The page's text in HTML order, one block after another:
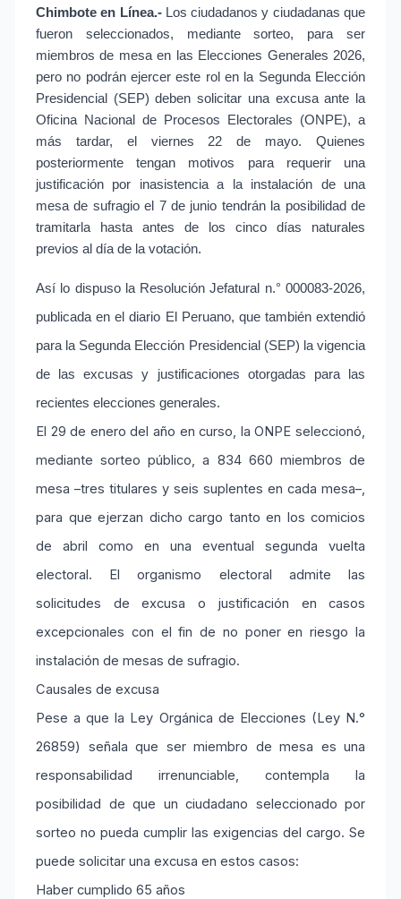
Chimbote en Línea.- Los ciudadanos y ciudadanas que
fueron seleccionados, mediante sorteo, para ser
miembros de mesa en las Elecciones Generales 2026,
pero no podrán ejercer este rol en la Segunda Elección
Presidencial (SEP) deben solicitar una excusa ante la
Oficina Nacional de Procesos Electorales (ONPE), a
más tardar, el viernes 22 de mayo. Quienes
posteriormente tengan motivos para requerir una
justificación por inasistencia a la instalación de una
mesa de sufragio el 7 de junio tendrán la posibilidad de
tramitarla hasta antes de los cinco días naturales
previos al día de la votación.
Así lo dispuso la Resolución Jefatural n.° 000083-2026,
publicada en el diario El Peruano, que también extendió
para la Segunda Elección Presidencial (SEP) la vigencia
de las excusas y justificaciones otorgadas para las
recientes elecciones generales.
El 29 de enero del año en curso, la ONPE seleccionó,
mediante sorteo público, a 834 660 miembros de
mesa –tres titulares y seis suplentes en cada mesa–,
para que ejerzan dicho cargo tanto en los comicios
de abril como en una eventual segunda vuelta
electoral. El organismo electoral admite las
solicitudes de excusa o justificación en casos
excepcionales con el fin de no poner en riesgo la
instalación de mesas de sufragio.
Causales de excusa
Pese a que la Ley Orgánica de Elecciones (Ley N.°
26859) señala que ser miembro de mesa es una
responsabilidad irrenunciable, contempla la
posibilidad de que un ciudadano seleccionado por
sorteo no pueda cumplir las exigencias del cargo. Se
puede solicitar una excusa en estos casos:
Haber cumplido 65 años